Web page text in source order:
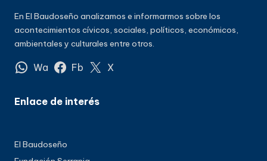
En El Baudoseño analizamos e informarmos sobre los
acontecimientos cívicos, sociales, políticos, económicos,
ambientales y culturales entre otros.
Wa Fb X
Enlace de interés
El Baudoseño